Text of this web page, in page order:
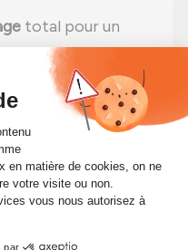
total pour un
pour
;
de chaque
des pièces
neufs ;
normes du